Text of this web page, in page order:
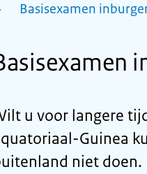
Basisexamen
u voor langere
Guinea
niet doen.